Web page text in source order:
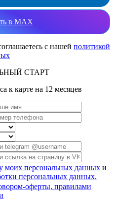
в MAX
с нашей политикой
СТАРТ
к карте на 12 месяцев
моих персональных данных и
персональных данных.
оферты, правилами